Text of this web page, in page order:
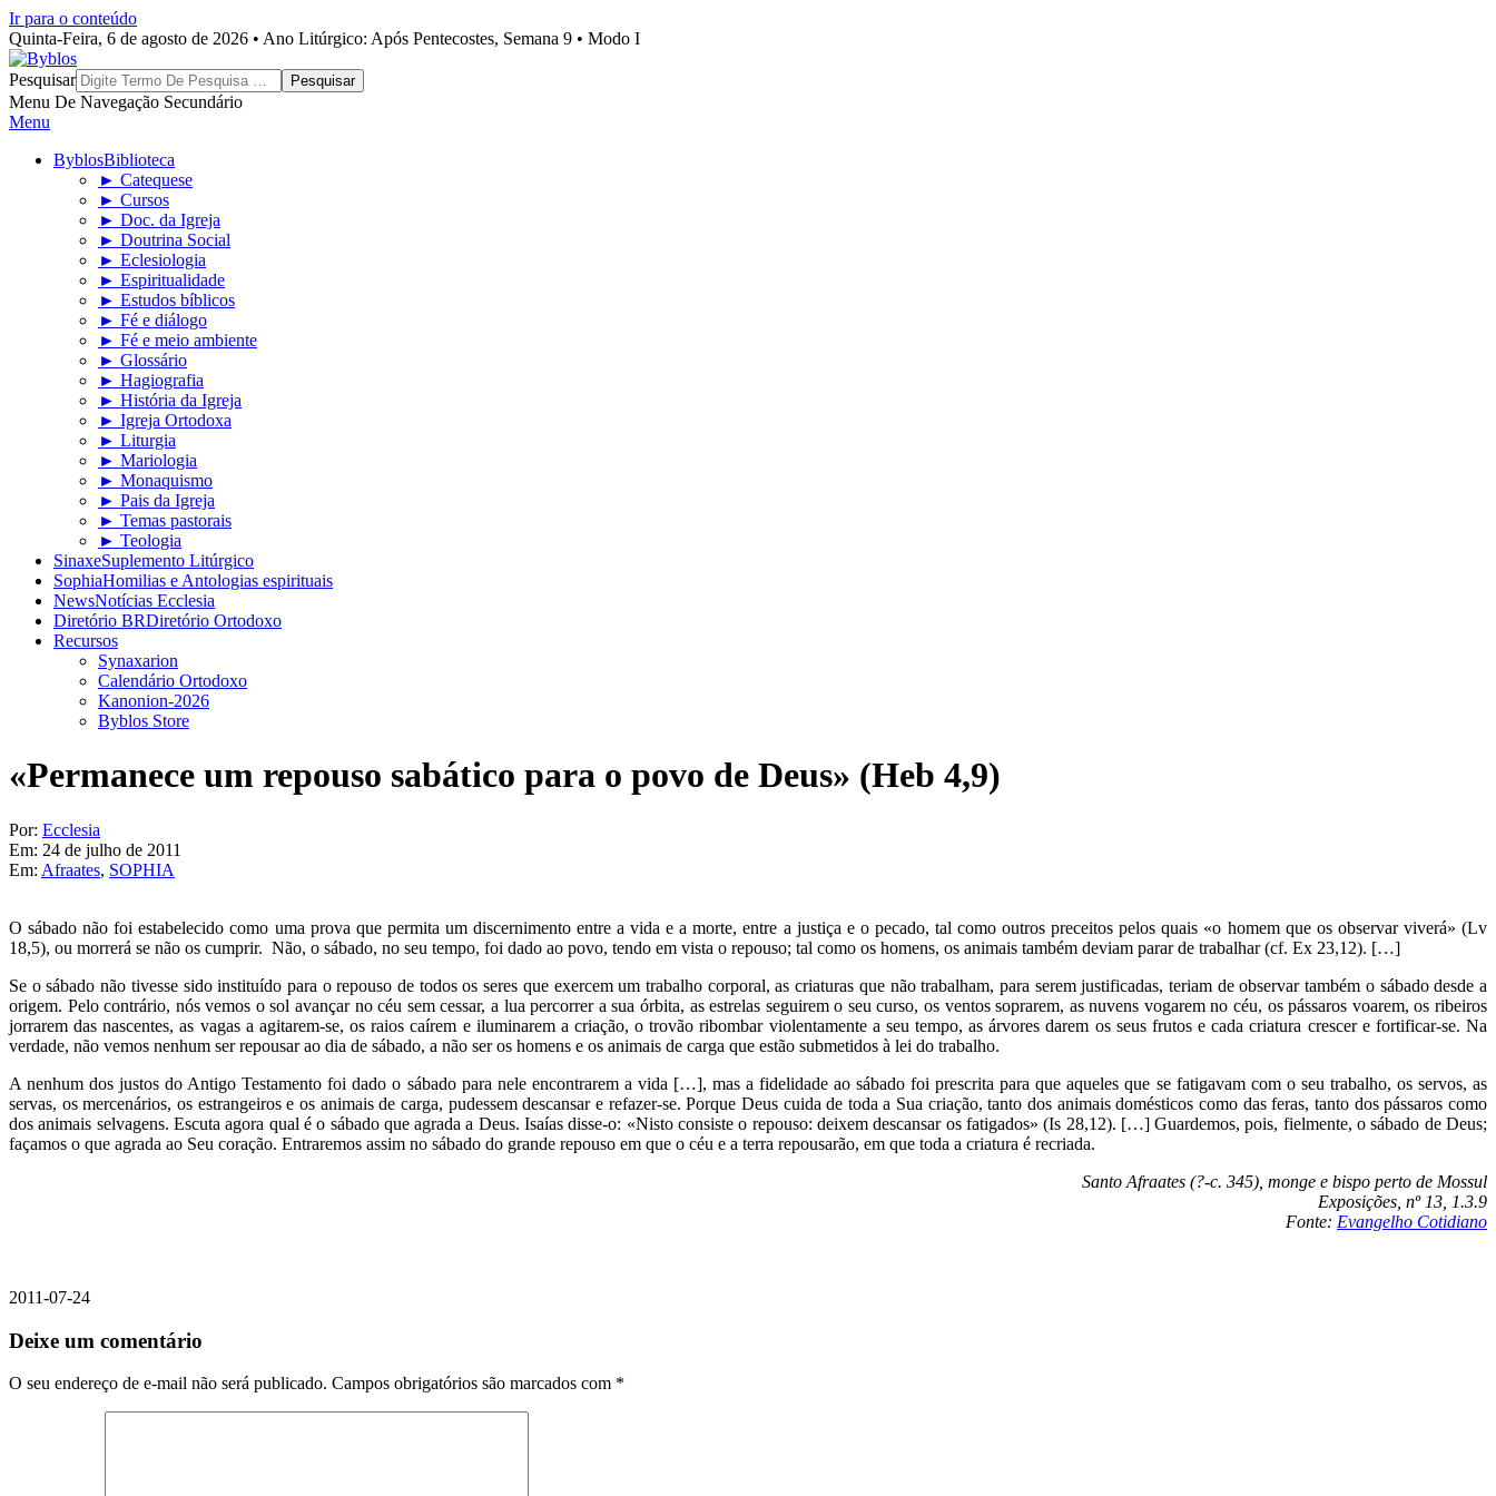
Ir para o conteúdo
Quinta-Feira, 6 de agosto de 2026 • Ano Litúrgico: Após Pentecostes, Semana 9 • Modo I
Byblos
Pesquisar
Menu De Navegação Secundário
Menu
ByblosBiblioteca
► Catequese
► Cursos
► Doc. da Igreja
► Doutrina Social
► Eclesiologia
► Espiritualidade
► Estudos bíblicos
► Fé e diálogo
► Fé e meio ambiente
► Glossário
► Hagiografia
► História da Igreja
► Igreja Ortodoxa
► Liturgia
► Mariologia
► Monaquismo
► Pais da Igreja
► Temas pastorais
► Teologia
SinaxeSuplemento Litúrgico
SophiaHomilias e Antologias espirituais
NewsNotícias Ecclesia
Diretório BRDiretório Ortodoxo
Recursos
Synaxarion
Calendário Ortodoxo
Kanonion-2026
Byblos Store
«Permanece um repouso sabático para o povo de Deus» (Heb 4,9)
Por: Ecclesia
Em: 24 de julho de 2011
Em: Afraates, SOPHIA
O sábado não foi estabelecido como uma prova que permita um discernimento entre a vida e a morte, entre a justiça e o pecado, tal como outros preceitos pelos quais «o homem que os observar viverá» (Lv
18,5), ou morrerá se não os cumprir. Não, o sábado, no seu tempo, foi dado ao povo, tendo em vista o repouso; tal como os homens, os animais também deviam parar de trabalhar (cf. Ex 23,12). […]
Se o sábado não tivesse sido instituído para o repouso de todos os seres que exercem um trabalho corporal, as criaturas que não trabalham, para serem justificadas, teriam de observar também o sábado desde a
origem. Pelo contrário, nós vemos o sol avançar no céu sem cessar, a lua percorrer a sua órbita, as estrelas seguirem o seu curso, os ventos soprarem, as nuvens vogarem no céu, os pássaros voarem, os ribeiros
jorrarem das nascentes, as vagas a agitarem-se, os raios caírem e iluminarem a criação, o trovão ribombar violentamente a seu tempo, as árvores darem os seus frutos e cada criatura crescer e fortificar-se. Na
verdade, não vemos nenhum ser repousar ao dia de sábado, a não ser os homens e os animais de carga que estão submetidos à lei do trabalho.
A nenhum dos justos do Antigo Testamento foi dado o sábado para nele encontrarem a vida […], mas a fidelidade ao sábado foi prescrita para que aqueles que se fatigavam com o seu trabalho, os servos, as
servas, os mercenários, os estrangeiros e os animais de carga, pudessem descansar e refazer-se. Porque Deus cuida de toda a Sua criação, tanto dos animais domésticos como das feras, tanto dos pássaros como
dos animais selvagens. Escuta agora qual é o sábado que agrada a Deus. Isaías disse-o: «Nisto consiste o repouso: deixem descansar os fatigados» (Is 28,12). […] Guardemos, pois, fielmente, o sábado de Deus;
façamos o que agrada ao Seu coração. Entraremos assim no sábado do grande repouso em que o céu e a terra repousarão, em que toda a criatura é recriada.
Santo Afraates (?-c. 345), monge e bispo perto de Mossul
Exposições, nº 13, 1.3.9
Fonte: Evangelho Cotidiano
2011-07-24
Deixe um comentário
O seu endereço de e-mail não será publicado. Campos obrigatórios são marcados com *